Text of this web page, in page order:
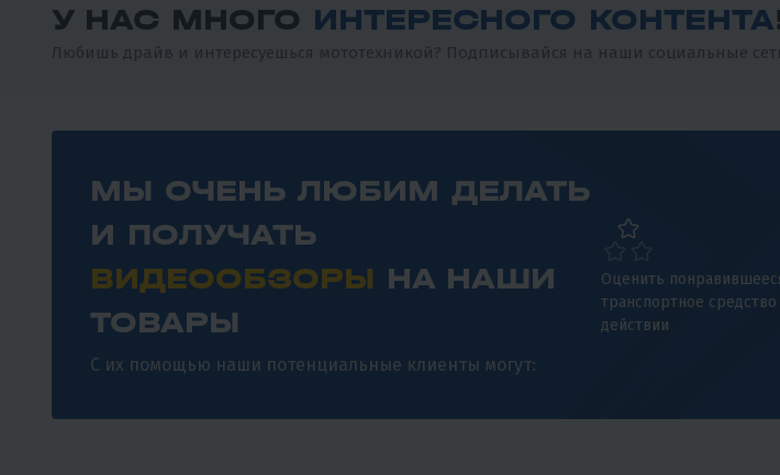
У НАС МНОГО ИНТЕРЕСНОГО КОНТЕНТА
Любишь драйв и интересуешься мототехникой? Подписывайся на наши социальные
МЫ ОЧЕНЬ ЛЮБИМ ДЕЛАТЬ
И ПОЛУЧАТЬ
ВИДЕООБЗОРЫ НА НАШИ
ТОВАРЫ
С их помощью наши потенциальные клиенты могут:
Оценить
транспортное средство
действии